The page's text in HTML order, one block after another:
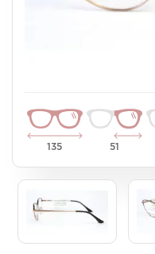
135 51